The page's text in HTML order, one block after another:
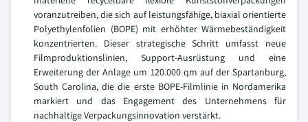
voranzutreiben, die sich auf leistungsfähige, biaxial orientierte
Polyethylenfolien (BOPE) mit erhöhter Wärmebeständigkeit
konzentrierten. Dieser strategische Schritt umfasst neue
Filmproduktionslinien, Support-Ausrüstung und eine
Erweiterung der Anlage um 120.000 qm auf der Spartanburg,
South Carolina, die die erste BOPE-Filmlinie in Nordamerika
markiert und das Engagement des Unternehmens für
nachhaltige Verpackungsinnovation verstärkt.